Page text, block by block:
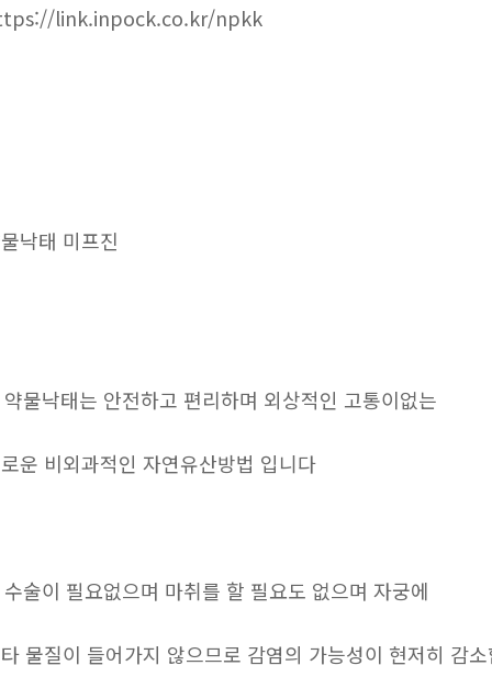
link.inpock.co.kr/npkk
낙태 미프진
약물낙태는 안전하고 편리하며 외상적인 고통이없는
운 비외과적인 자연유산방법 입니다
술이 필요없으며 마취를 할 필요도 없으며 자궁에
물질이 들어가지 않으므로 감염의 가능성이 현저히 감